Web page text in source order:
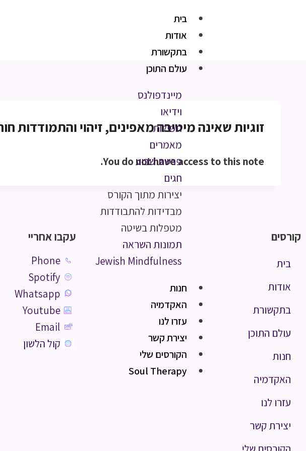
בית
אודות
בתקשורת
עולם התוכן
מיינדפולנס
וידיאו
תפילות
מאמרים
פרשת שבוע
חגים
יצירות מתוך הקורס
מבדידות להתבודדות
מטפלות בשיטה
תמונות השראה
Jewish Mindfulness
חנות
האקדמיה
עזרו לנו
יצירת קשר
הקורסים שלי
Soul Therapy
זוגיות שאינה מיטיבה מאפינים, זיהוי והתמודדות חוה
You do not have access to this note.
קורסים
בית
אודות
בתקשורת
עולם התוכן
חנות
האקדמיה
עזרו לנו
יצירת קשר
עקבו אחריי
Phone
Spotify
Whatsapp
Youtube
Email
קול הלשון